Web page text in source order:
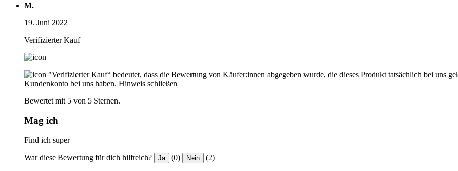
M.
19. Juni 2022
Verifizierter Kauf
"Verifizierter Kauf“ bedeutet, dass die Bewertung von Käufer:innen abgegeben wurde, die dieses Produkt tatsächlich bei uns
Kundenkonto bei uns haben. Hinweis schließen
Bewertet mit 5 von 5 Sternen.
Mag ich
Find ich super
War diese Bewertung für dich hilfreich? Ja (0) Nein (2)